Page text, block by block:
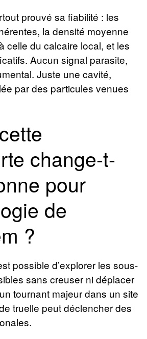
prouvé sa fiabilité : les
la densité moyenne
celle du calcaire local, et les
Aucun signal parasite,
Juste une cavité,
par des particules venues
change-t-
pour
de
?
possible d’explorer les sous-
sans creuser ni déplacer
tournant majeur dans un site
truelle peut déclencher des